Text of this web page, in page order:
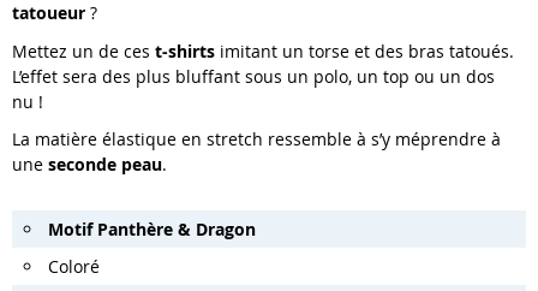
tatoueur ?
Mettez un de ces t-shirts imitant un torse et des bras tatoués.
L’effet sera des plus bluffant sous un polo, un top ou un dos
nu !
La matière élastique en stretch ressemble à s’y méprendre à
une seconde peau.
Motif Panthère & Dragon
Coloré